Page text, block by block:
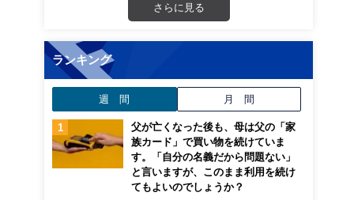
さらに見る
ランキング
週 間 月 間
父が亡くなった後も、母は父の「家
族カード」で買い物を続けていま
す。「自分の名義だから問題ない」
と言いますが、このまま利用を続け
てもよいのでしょうか？